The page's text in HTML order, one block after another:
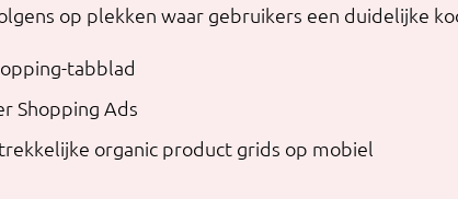
op plekken waar gebruikers een duidelijke
tabblad
Shopping Ads
organic product grids op mobiel